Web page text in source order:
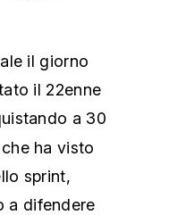
il giorno
il 22enne
a 30
ha visto
sprint,
a difendere